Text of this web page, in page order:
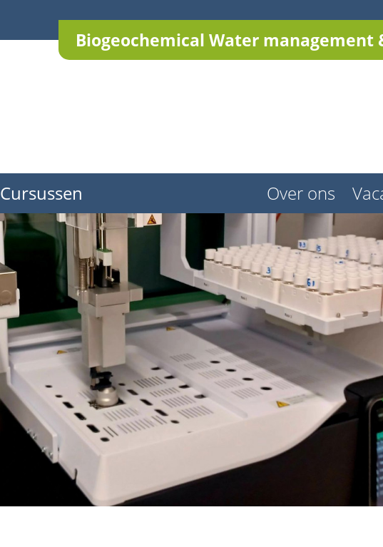
Biogeochemical Water management
Cursussen Over ons